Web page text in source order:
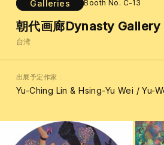
Galleries Booth No. C-13
朝代画廊Dynasty Gallery
台湾
出展予定作家
Yu-Ching Lin & Hsing-Yu Wei / Yu-